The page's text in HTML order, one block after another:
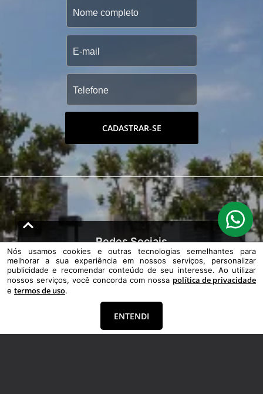
CADASTRAR-SE
Redes Sociais
Nós usamos cookies e outras tecnologias semelhantes para
melhorar a sua experiência em nossos serviços, personalizar
publicidade e recomendar conteúdo de seu interesse. Ao utilizar
nossos serviços, você concorda com nossa política de privacidade
e termos de uso.
ENTENDI